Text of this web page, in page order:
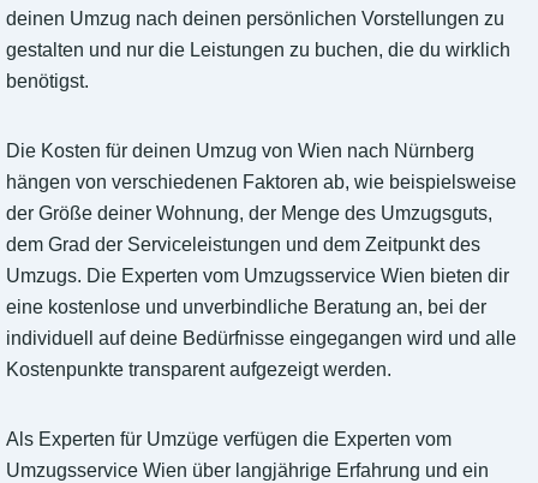
deinen Umzug nach deinen persönlichen Vorstellungen zu
gestalten und nur die Leistungen zu buchen, die du wirklich
benötigst.
Die Kosten für deinen Umzug von Wien nach Nürnberg
hängen von verschiedenen Faktoren ab, wie beispielsweise
der Größe deiner Wohnung, der Menge des Umzugsguts,
dem Grad der Serviceleistungen und dem Zeitpunkt des
Umzugs. Die Experten vom Umzugsservice Wien bieten dir
eine kostenlose und unverbindliche Beratung an, bei der
individuell auf deine Bedürfnisse eingegangen wird und alle
Kostenpunkte transparent aufgezeigt werden.
Als Experten für Umzüge verfügen die Experten vom
Umzugsservice Wien über langjährige Erfahrung und ein